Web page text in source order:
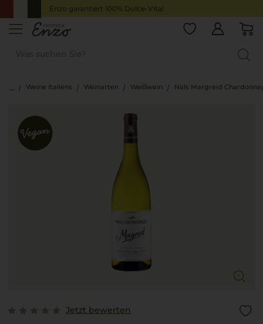
Enzo garantiert 100% Dolce-Vita!
Weine Italiens Weinarten Weißwein Nals Margreid
Jetzt bewerten